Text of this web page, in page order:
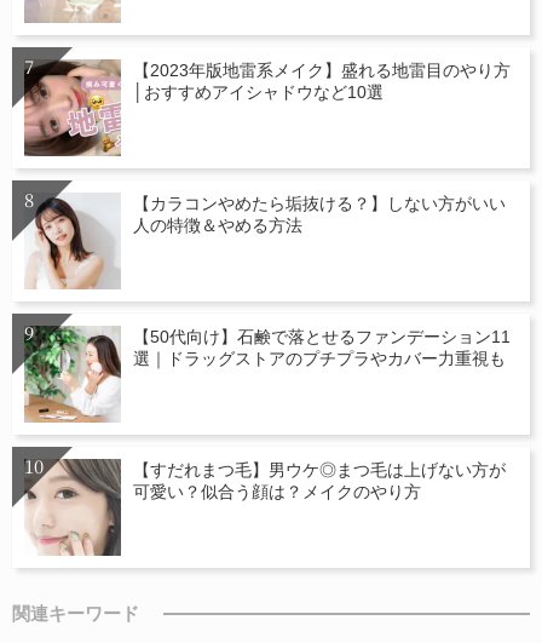
【2023年版地雷系メイク】盛れる地雷目のやり方
│おすすめアイシャドウなど10選
【カラコンやめたら垢抜ける？】しない方がいい
人の特徴＆やめる方法
【50代向け】石鹸で落とせるファンデーション11
選｜ドラッグストアのプチプラやカバー力重視も
【すだれまつ毛】男ウケ◎まつ毛は上げない方が
可愛い？似合う顔は？メイクのやり方
関連キーワード